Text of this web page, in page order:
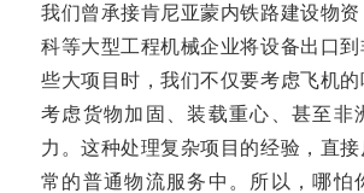
我们曾承接肯尼亚蒙内铁路建设物
科等大型工程机械企业将设备出口
些大项目时，我们不仅要考虑飞机
考虑货物加固、装载重心、甚至非
力。这种处理复杂项目的经验，直接
常的普通物流服务中。所以，哪怕